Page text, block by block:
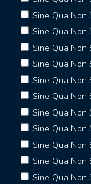
Sine Qua Non
Sine Qua Non
Sine Qua Non
Sine Qua Non
Sine Qua Non
Sine Qua Non
Sine Qua Non
Sine Qua Non
Sine Qua Non
Sine Qua Non
Sine Qua Non